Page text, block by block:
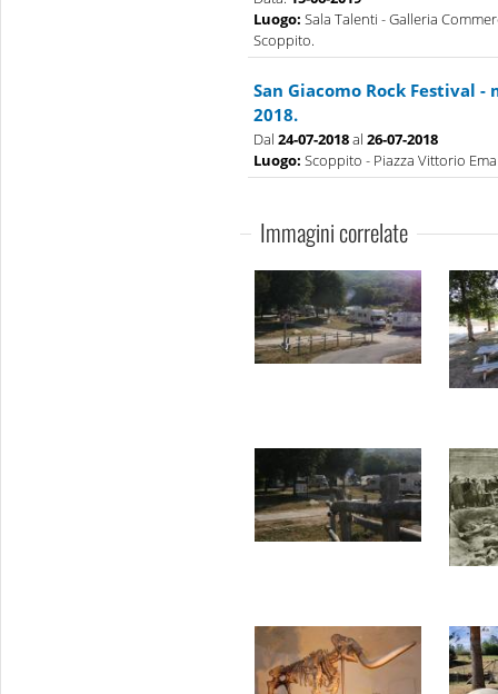
Luogo: Sala Talenti - Galleria
Scoppito.
San Giacomo Rock Festival
2018.
Dal 24-07-2018al 26-07-2018
Luogo: Scoppito - Piazza Vittorio
Immagini correlate